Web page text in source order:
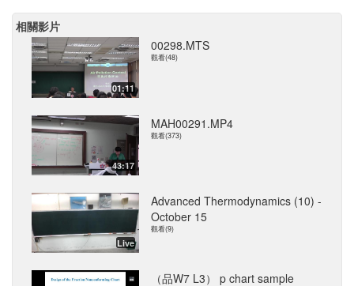
相關影片
01:11
00298.MTS
觀看(48)
43:17
MAH00291.MP4
觀看(373)
Live
Advanced Thermodynamics (10) -
October 15
觀看(9)
（品W7 L3） p chart sample